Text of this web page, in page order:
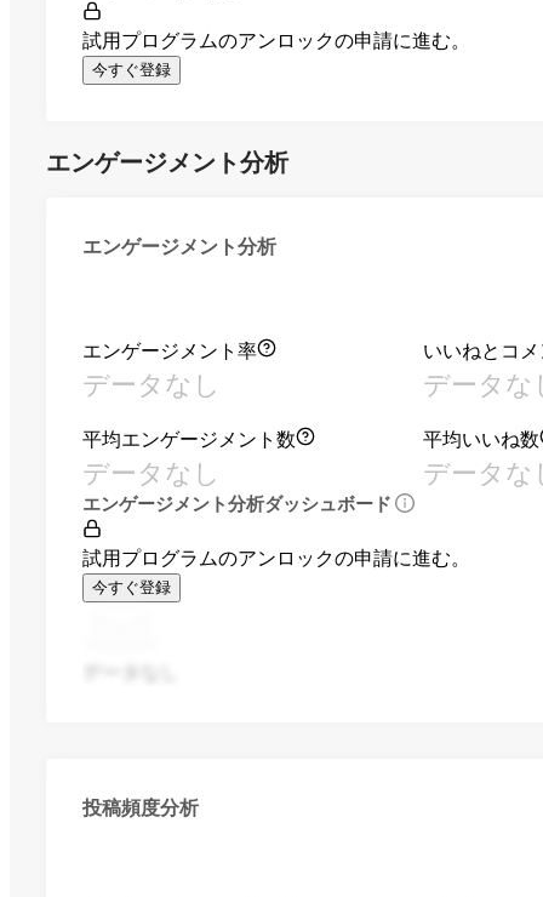
試用プログラムのアンロックの申請に進む。
今すぐ登録
エンゲージメント分析
エンゲージメント分析
エンゲージメント率
データなし
いいねとコ
データな
平均エンゲージメント数
データなし
平均いいね数
データな
エンゲージメント分析ダッシュボード
試用プログラムのアンロックの申請に進む。
今すぐ登録
投稿頻度分析